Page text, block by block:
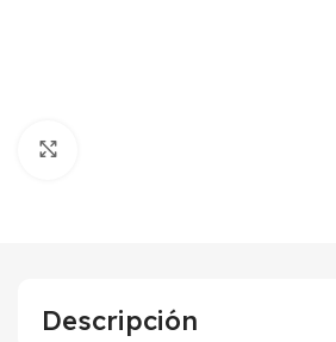
Descripción